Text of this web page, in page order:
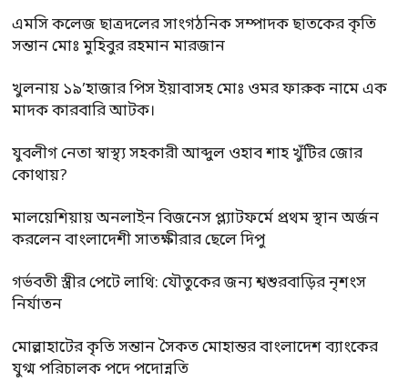
এমসি কলেজ ছাত্রদলের সাংগঠনিক সম্পাদক ছাতকের কৃতি
সন্তান মোঃ মুহিবুর রহমান মারজান
খুলনায় ১৯’হাজার পিস ইয়াবাসহ মোঃ ওমর ফারুক নামে এক
মাদক কারবারি আটক।
যুবলীগ নেতা স্বাস্থ্য সহকারী আব্দুল ওহাব শাহ খুঁটির জোর
কোথায়?
মালয়েশিয়ায় অনলাইন বিজনেস প্ল্যাটফর্মে প্রথম স্থান অর্জন
করলেন বাংলাদেশী সাতক্ষীরার ছেলে দিপু
গর্ভবতী স্ত্রীর পেটে লাথি: যৌতুকের জন্য শ্বশুরবাড়ির নৃশংস
নির্যাতন
মোল্লাহাটের কৃতি সন্তান সৈকত মোহান্তর বাংলাদেশ ব্যাংকের
যুগ্ম পরিচালক পদে পদোন্নতি